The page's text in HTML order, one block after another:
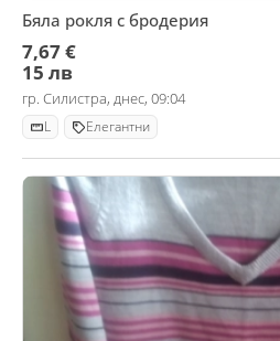
Бяла рокля с бродерия
7,67 €
15 лв
гр. Силистра, днес, 09:04
L Елегантни